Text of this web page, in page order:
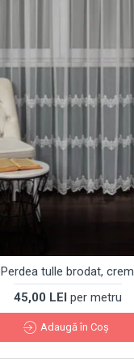
Perdea tulle brodat, crem
45,00 LEI per metru
Adaugă în Coş